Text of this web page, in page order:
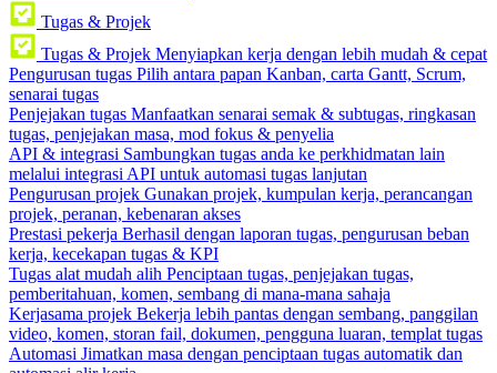
Tugas & Projek
Tugas & Projek Menyiapkan kerja dengan lebih mudah & cepat
Pengurusan tugas Pilih antara papan Kanban, carta Gantt, Scrum,
senarai tugas
Penjejakan tugas Manfaatkan senarai semak & subtugas, ringkasan
tugas, penjejakan masa, mod fokus & penyelia
API & integrasi Sambungkan tugas anda ke perkhidmatan lain
melalui integrasi API untuk automasi tugas lanjutan
Pengurusan projek Gunakan projek, kumpulan kerja, perancangan
projek, peranan, kebenaran akses
Prestasi pekerja Berhasil dengan laporan tugas, pengurusan beban
kerja, kecekapan tugas & KPI
Tugas alat mudah alih Penciptaan tugas, penjejakan tugas,
pemberitahuan, komen, sembang di mana-mana sahaja
Kerjasama projek Bekerja lebih pantas dengan sembang, panggilan
video, komen, storan fail, dokumen, pengguna luaran, templat tugas
Automasi Jimatkan masa dengan penciptaan tugas automatik dan